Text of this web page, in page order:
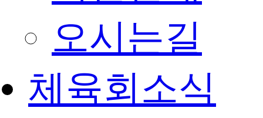
오시는길
체육회소식